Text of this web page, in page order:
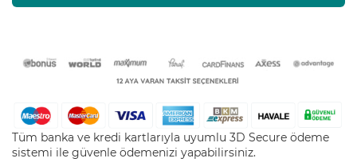
Tüm banka ve kredi kartlarıyla uyumlu 3D Secure ödeme
sistemi ile güvenle ödemenizi yapabilirsiniz.